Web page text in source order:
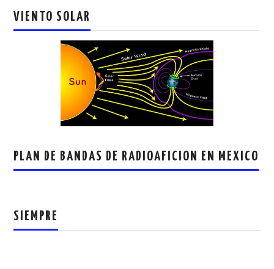
VIENTO SOLAR
PLAN DE BANDAS DE RADIOAFICION EN MEXICO
SIEMPRE